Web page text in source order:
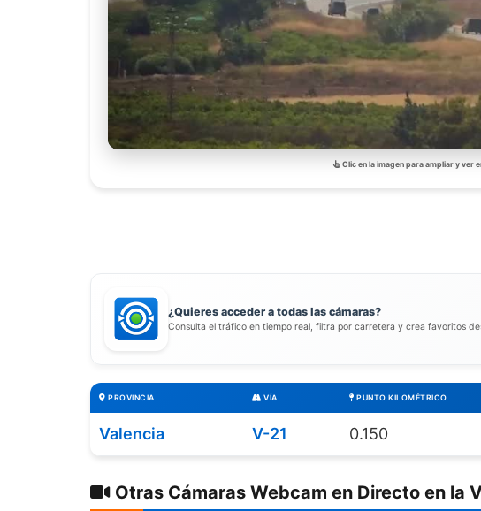
Clic en la imagen para ampliar y ver
¿Quieres acceder a todas las cámaras?
Consulta el tráfico en tiempo real, filtra por carretera y crea favoritos
PROVINCIA VÍA PUNTO KILOMÉTRICO
Valencia V-21 0.150
Otras Cámaras Webcam en Directo en la